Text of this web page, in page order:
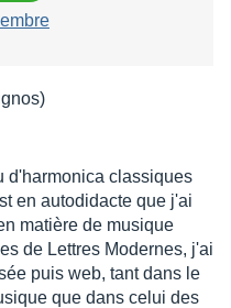
d'harmonica classiques
en autodidacte que j'ai
matière de musique
de Lettres Modernes, j'ai
puis web, tant dans le
que dans celui des